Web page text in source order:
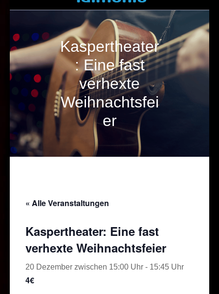
Kaspertheater
: Eine fast
verhexte
Weihnachtsfei
er
« Alle Veranstaltungen
Kaspertheater: Eine fast
verhexte Weihnachtsfeier
20 Dezember zwischen 15:00 Uhr - 15:45 Uhr
4€